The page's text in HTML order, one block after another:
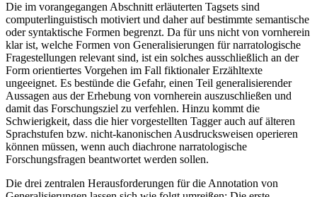
Die im vorangegangen Abschnitt erläuterten Tagsets sind
computerlinguistisch motiviert und daher auf bestimmte semantische
oder syntaktische Formen begrenzt. Da für uns nicht von vornherein
klar ist, welche Formen von Generalisierungen für narratologische
Fragestellungen relevant sind, ist ein solches ausschließlich an der
Form orientiertes Vorgehen im Fall fiktionaler Erzähltexte
ungeeignet. Es bestünde die Gefahr, einen Teil generalisierender
Aussagen aus der Erhebung von vornherein auszuschließen und
damit das Forschungsziel zu verfehlen. Hinzu kommt die
Schwierigkeit, dass die hier vorgestellten Tagger auch auf älteren
Sprachstufen bzw. nicht-kanonischen Ausdrucksweisen operieren
können müssen, wenn auch diachrone narratologische
Forschungsfragen beantwortet werden sollen.
Die drei zentralen Herausforderungen für die Annotation von